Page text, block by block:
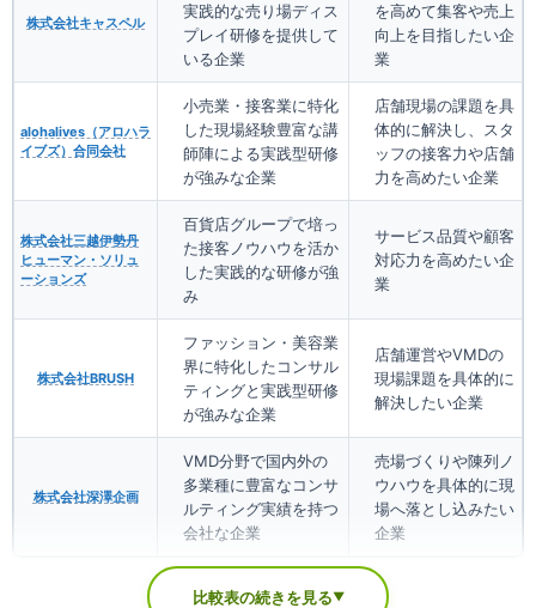
株式会社キャスペル
実践的な売り場ディス
プレイ研修を提供して
いる企業
を高めて集客や売上
向上を目指したい企
業
alohalives（アロハラ
イブズ）合同会社
小売業・接客業に特化
した現場経験豊富な講
師陣による実践型研修
が強みな企業
店舗現場の課題を具
体的に解決し、スタ
ッフの接客力や店舗
力を高めたい企業
株式会社三越伊勢丹
ヒューマン・ソリュ
ーションズ
百貨店グループで培っ
た接客ノウハウを活か
した実践的な研修が強
み
サービス品質や顧客
対応力を高めたい企
業
株式会社BRUSH
ファッション・美容業
界に特化したコンサル
ティングと実践型研修
が強みな企業
店舗運営やVMDの
現場課題を具体的に
解決したい企業
株式会社深澤企画
VMD分野で国内外の
多業種に豊富なコンサ
ルティング実績を持つ
会社な企業
売場づくりや陳列ノ
ウハウを具体的に現
場へ落とし込みたい
企業
比較表の続きを見る▼